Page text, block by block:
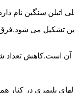
آن است.کاهش
پلیمری در کنار هم